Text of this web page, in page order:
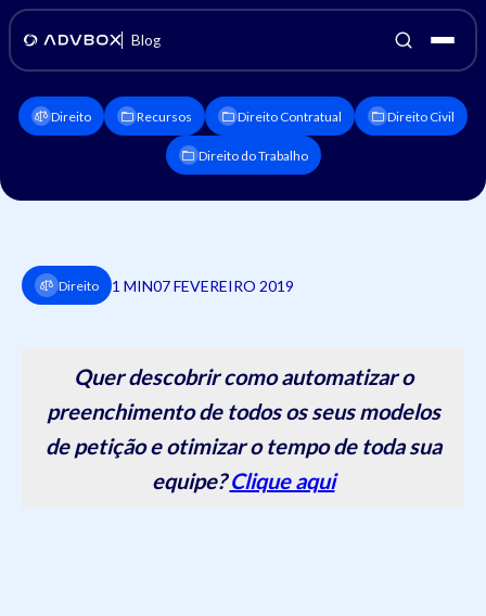
Blog
Direito Recursos Direito Contratual Direito Civil
Direito do Trabalho
Direito 1 MIN07 FEVEREIRO 2019
Quer descobrir como automatizar o
preenchimento de todos os seus modelos
de petição e otimizar o tempo de toda sua
equipe?Clique aqui